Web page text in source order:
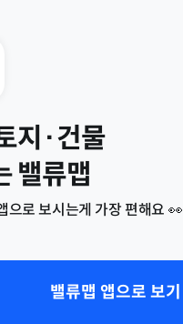
지·건물
밸류맵
으로 보시는게 가장 편해요 👀
밸류맵 앱으로 보기